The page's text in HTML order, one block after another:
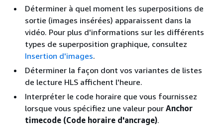
Déterminer à quel moment les superpositions de
sortie (images insérées) apparaissent dans la
vidéo. Pour plus d'informations sur les différents
types de superposition graphique, consultez
Insertion d'images.
Déterminer la façon dont vos variantes de listes
de lecture HLS affichent l'heure.
Interpréter le code horaire que vous fournissez
lorsque vous spécifiez une valeur pour Anchor
timecode (Code horaire d'ancrage).